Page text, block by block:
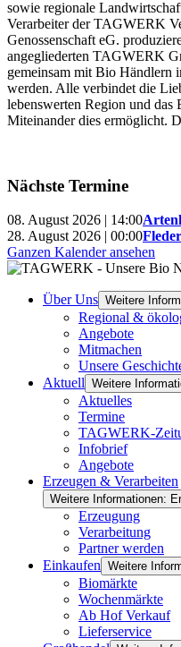
sowie regionale
Verarbeiter der TAGWERK
Genossenschaft eG.
angegliederten TAGWERK
gemeinsam mit Bio
werden. Alle verbindet die
lebenswerten Region und das
Miteinander dies ermöglicht.
Nächste Termine
08. August 2026 | 14:00
28. August 2026 | 00:00
Ganzen Kalender ansehen
Über Uns Weitere
Regional &
Angebote
Mitmachen
Unsere
Aktuell Weitere
Aktuelles
Termine
TAGWERK-
Infobrief
Angebote
Erzeugen & Verarbeiten
Weitere Informationen:
Erzeugung
Verarbeitung
Partner werden
Einkaufen Weitere
Biomärkte
Wochenmärkte
Ab Hof Verkauf
Lieferservice